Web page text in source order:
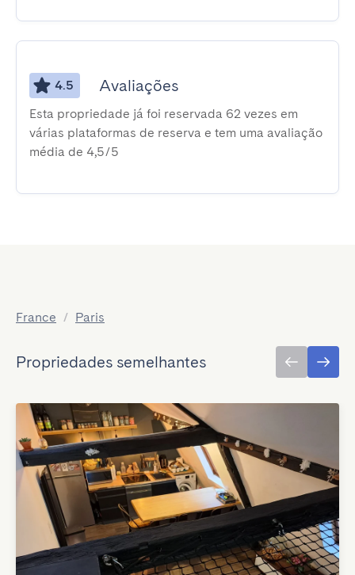
4.5 Avaliações
Esta propriedade já foi reservada 62 vezes em
várias plataformas de reserva e tem uma avaliação
média de 4,5/5
France / Paris
Propriedades semelhantes